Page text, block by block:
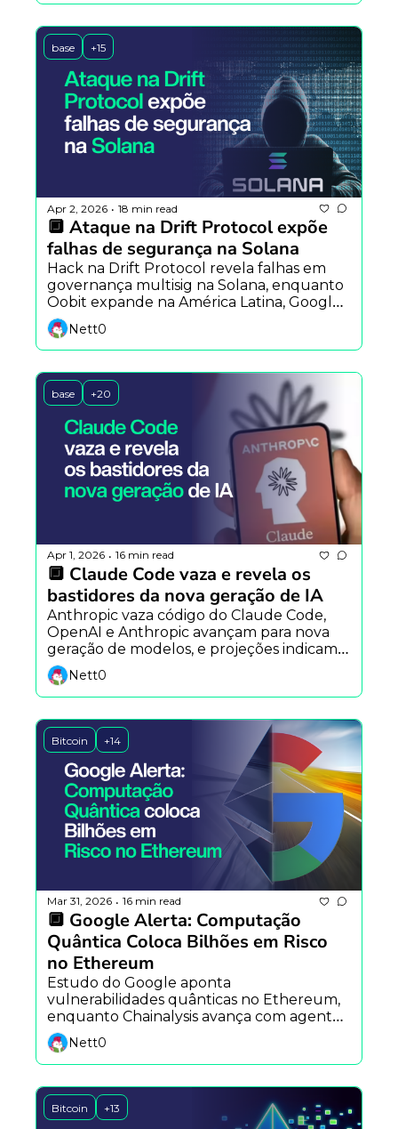
base +15
Apr 2, 2026 • 18 min read
🔲 Ataque na Drift Protocol expõe
falhas de segurança na Solana
Hack na Drift Protocol revela falhas em
governança multisig na Solana, enquanto
Oobit expande na América Latina, Google
avança com IA de vídeo e regulação cripto
nos EUA se aproxima de definição.
Nett0
base +20
Apr 1, 2026 • 16 min read
🔲 Claude Code vaza e revela os
bastidores da nova geração de IA
Anthropic vaza código do Claude Code,
OpenAI e Anthropic avançam para nova
geração de modelos, e projeções indicam
stablecoins chegando a US$ 2 trilhões com
apoio de IA e TradFi.
Nett0
Bitcoin +14
Mar 31, 2026 • 16 min read
🔲 Google Alerta: Computação
Quântica Coloca Bilhões em Risco
no Ethereum
Estudo do Google aponta
vulnerabilidades quânticas no Ethereum,
enquanto Chainalysis avança com agentes
de IA e cresce a desconfiança pública.
Nett0
Bitcoin +13